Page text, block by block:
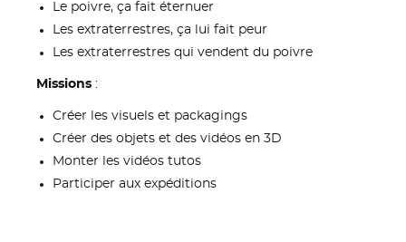
Le poivre, ça fait éternuer
Les extraterrestres, ça lui fait peur
Les extraterrestres qui vendent du poivre
Missions :
Créer les visuels et packagings
Créer des objets et des vidéos en 3D
Monter les vidéos tutos
Participer aux expéditions